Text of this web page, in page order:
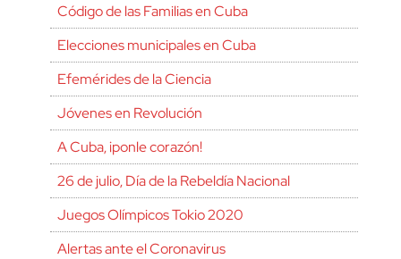
Código de las Familias en Cuba
Elecciones municipales en Cuba
Efemérides de la Ciencia
Jóvenes en Revolución
A Cuba, ¡ponle corazón!
26 de julio, Día de la Rebeldía Nacional
Juegos Olímpicos Tokio 2020
Alertas ante el Coronavirus